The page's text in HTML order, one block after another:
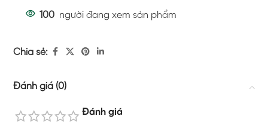
100 người đang xem sản phẩm
Chia sẻ:
Đánh giá (0)
Đánh giá